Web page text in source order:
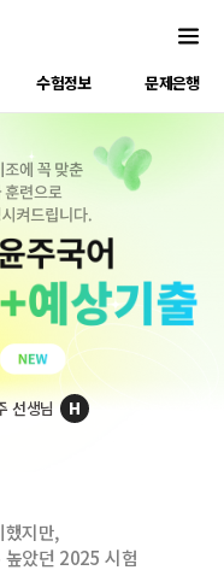
수험정보 문제은행
선생님 H
했지만,
높았던 2025 시험